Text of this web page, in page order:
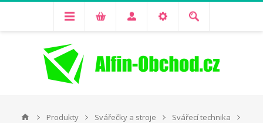
Produkty Svářečky a stroje
Svářecí technika